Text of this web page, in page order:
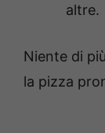
altre.
Niente di
la pizza